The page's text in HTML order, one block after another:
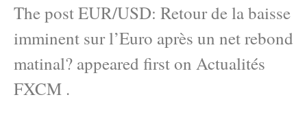
The post EUR/USD: Retour de la baisse
imminent sur l’Euro après un net rebond
matinal? appeared first on Actualités
FXCM .